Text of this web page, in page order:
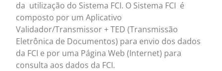
da utilização do Sistema FCI. O Sistema FCI é
composto por um Aplicativo
Validador/Transmissor + TED (Transmissão
Eletrônica de Documentos) para envio dos dados
da FCI e por uma Página Web (Internet) para
consulta aos dados da FCI.